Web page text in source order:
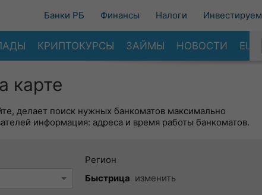
Банки РБ Финансы Налоги Инвестируем
КРИПТОКУРСЫ ЗАЙМЫ НОВОСТИ ЕЩЕ
карте
делает поиск нужных банкоматов максимально
информация: адреса и время работы банкоматов.
Регион
Быстрица изменить